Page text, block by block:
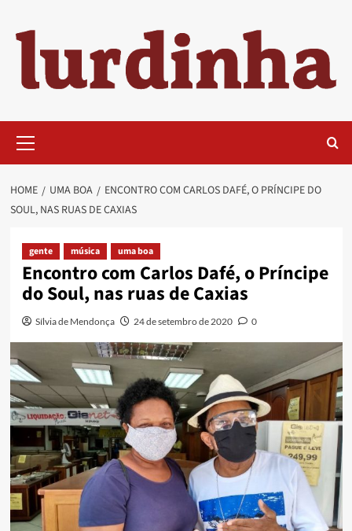
content
Menu
HOME UMA BOA
ENCONTRO COM CARLOS DAFÉ, O PRÍNCIPE DO
SOUL, NAS RUAS DE CAXIAS
gente música uma boa
Encontro com Carlos Dafé, o Príncipe
do Soul, nas ruas de Caxias
Sílvia de Mendonça 24 de setembro de 2020 0